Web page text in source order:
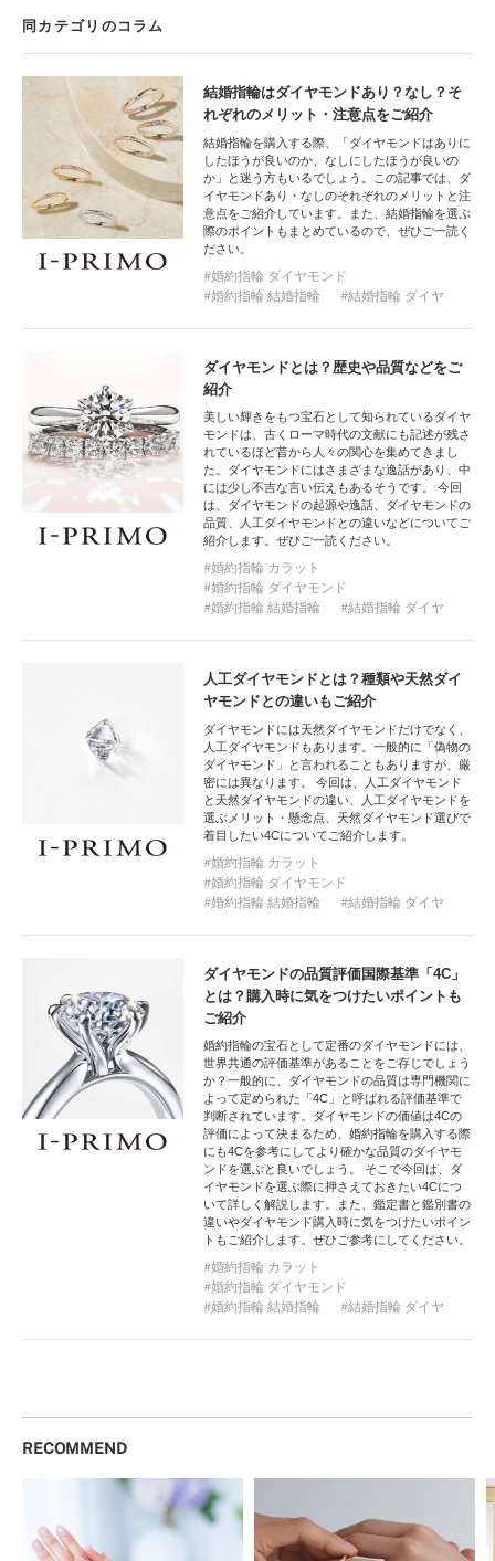
同カテゴリのコラム
結婚指輪はダイヤモンドあり？なし？そ
れぞれのメリット・注意点をご紹介
結婚指輪を購入する際、「ダイヤモンドはありに
したほうが良いのか、なしにしたほうが良いの
か」と迷う方もいるでしょう。この記事では、ダ
イヤモンドあり・なしのそれぞれのメリットと注
意点をご紹介しています。また、結婚指輪を選ぶ
際のポイントもまとめているので、ぜひご一読く
ださい。
婚約指輪 ダイヤモンド
婚約指輪 結婚指輪
結婚指輪 ダイヤ
ダイヤモンドとは？歴史や品質などをご
紹介
美しい輝きをもつ宝石として知られているダイヤ
モンドは、古くローマ時代の文献にも記述が残さ
れているほど昔から人々の関心を集めてきまし
た。ダイヤモンドにはさまざまな逸話があり、中
には少し不吉な言い伝えもあるそうです。 今回
は、ダイヤモンドの起源や逸話、ダイヤモンドの
品質、人工ダイヤモンドとの違いなどについてご
紹介します。ぜひご一読ください。
婚約指輪 カラット
婚約指輪 ダイヤモンド
婚約指輪 結婚指輪
結婚指輪 ダイヤ
人工ダイヤモンドとは？種類や天然ダイ
ヤモンドとの違いもご紹介
ダイヤモンドには天然ダイヤモンドだけでなく、
人工ダイヤモンドもあります。一般的に「偽物の
ダイヤモンド」と言われることもありますが、厳
密には異なります。 今回は、人工ダイヤモンド
と天然ダイヤモンドの違い、人工ダイヤモンドを
選ぶメリット・懸念点、天然ダイヤモンド選びで
着目したい4Cについてご紹介します。
婚約指輪 カラット
婚約指輪 ダイヤモンド
婚約指輪 結婚指輪
結婚指輪 ダイヤ
ダイヤモンドの品質評価国際基準「4C」
とは？購入時に気をつけたいポイントも
ご紹介
婚約指輪の宝石として定番のダイヤモンドには、
世界共通の評価基準があることをご存じでしょう
か？一般的に、ダイヤモンドの品質は専門機関に
よって定められた「4C」と呼ばれる評価基準で
判断されています。ダイヤモンドの価値は4Cの
評価によって決まるため、婚約指輪を購入する際
にも4Cを参考にしてより確かな品質のダイヤモ
ンドを選ぶと良いでしょう。 そこで今回は、ダ
イヤモンドを選ぶ際に押さえておきたい4Cにつ
いて詳しく解説します。また、鑑定書と鑑別書の
違いやダイヤモンド購入時に気をつけたいポイン
トもご紹介します。ぜひご参考にしてください。
婚約指輪 カラット
婚約指輪 ダイヤモンド
婚約指輪 結婚指輪
結婚指輪 ダイヤ
RECOMMEND